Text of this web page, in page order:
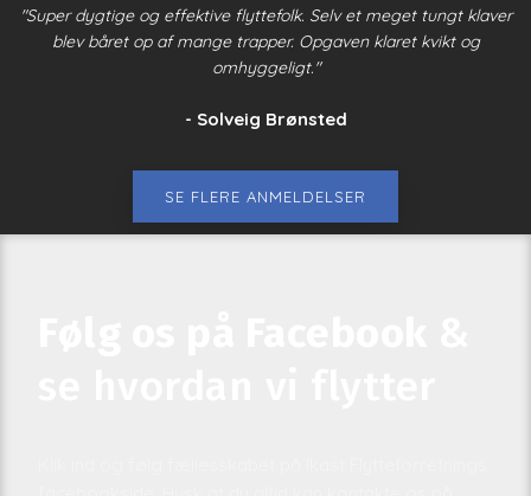
"Super dygtige og effektive flyttefolk. Selv et meget tungt klaver
blev båret op af mange trapper. Opgaven klaret kvikt og
omhyggeligt."
- Solveig Brønsted
SE FLERE ANMELDELSER​